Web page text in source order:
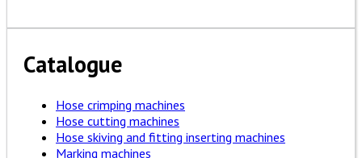
Catalogue
Hose crimping machines
Hose cutting machines
Hose skiving and fitting inserting machines
Marking machines